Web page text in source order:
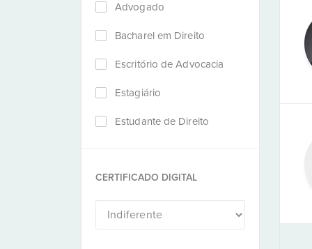
Advogado
Bacharel em Direito
Escritório de Advocacia
Estagiário
Estudante de Direito
CERTIFICADO DIGITAL